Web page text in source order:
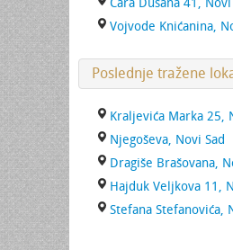
Cara Dušana 41, Novi
Vojvode Knićanina,
Poslednje tražene
Kraljevića Marka 25,
Njegoševa, Novi Sad
Dragiše Brašovana,
Hajduk Veljkova 11,
Stefana Stefanovića,